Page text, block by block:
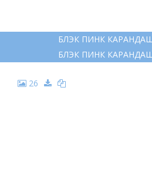
БЛЭК ПИНК
БЛЭК ПИНК
26